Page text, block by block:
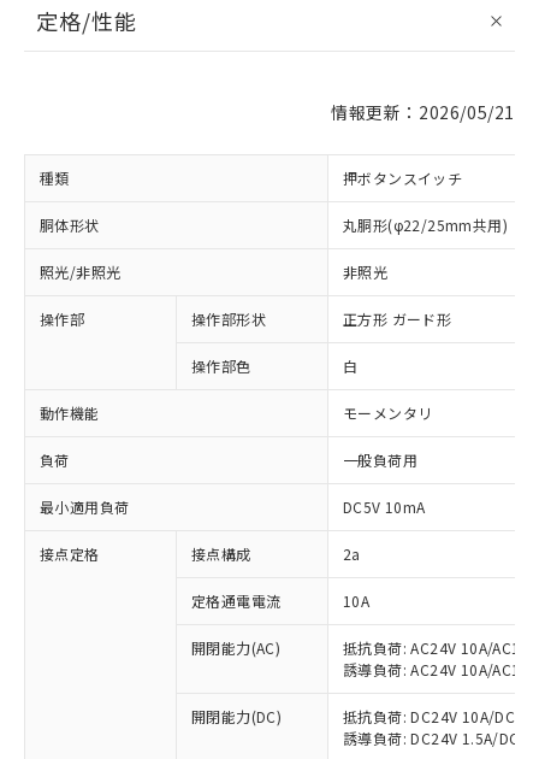
定格/性能
情報更新：2026/05/21
種類 押ボタンスイッチ
胴体形状 丸胴形(φ22/25mm共用)
照光/非照光 非照光
操作部 操作部形状 正方形 ガード形
操作部色 白
動作機能 モーメンタリ
負荷 一般負荷用
最小適用負荷 DC5V 10mA
接点定格 接点構成 2a
定格通電電流 10A
開閉能力(AC)
抵抗負荷: AC24V 10A/
誘導負荷: AC24V 10A/
開閉能力(DC)
抵抗負荷: DC24V 10A/
誘導負荷: DC24V 1.5A/
※1 対応状況
対応済み：EU RoHS指令（10物質）の
非含有に対応した製品が提供可能な商品で
対応予定：EU RoHS指令（10物質）の非含